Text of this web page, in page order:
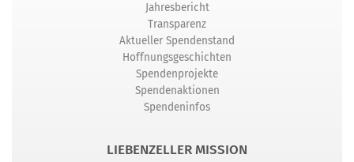
Jahresbericht
Transparenz
Aktueller Spendenstand
Hoffnungsgeschichten
Spendenprojekte
Spendenaktionen
Spendeninfos
LIEBENZELLER MISSION